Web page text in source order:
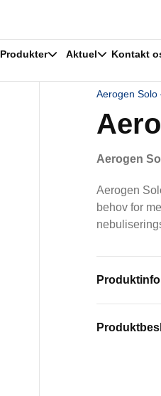
Produkter Aktuel Kontakt
Aerogen
Aerogen
Aerogen
behov for